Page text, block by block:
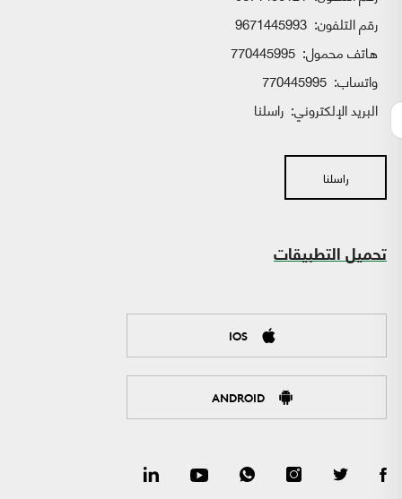
رقم التلفون: 9671445993
هاتف محمول: 770445995
واتساب:
البريد الإلكتروني: راسلنا
راسلنا
تحميل التطبيقات
IOS
ANDROID